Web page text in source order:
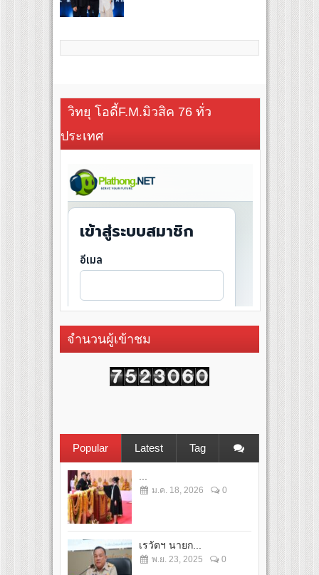
วิทยุ โอดี้F.M.มิวสิค 76 ทั่ว
ประเทศ
จำนวนผู้เข้าชม
Popular Latest Tag
...
ม.ค. 18, 2026 0
เรวัตฯ นายก...
พ.ย. 23, 2025 0